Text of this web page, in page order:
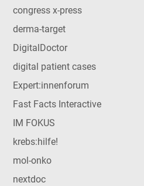
congress x-press
derma-target
DigitalDoctor
digital patient cases
Expert:innenforum
Fast Facts Interactive
IM FOKUS
krebs:hilfe!
mol-onko
nextdoc